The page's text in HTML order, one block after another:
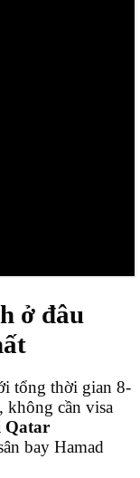
ở đâu
tổng thời gian 8-
không cần visa
Qatar
bay Hamad